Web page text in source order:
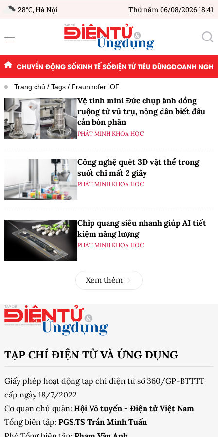
28°C,Hà Nội Thứ năm 06/08/2026 18:41
CHUYỂN ĐỘNG SỐKINH TẾ SỐĐIỆN TỬ TIÊU DÙNGDOANH
Trang chủ Tags Fraunhofer IOF
Vệ tinh mini Đức chụp ảnh đồng
ruộng từ vũ trụ, nông dân biết đâu
cần bón phân
PHÁT MINH KHOA HỌC
Công nghệ quét 3D vật thể trong
suốt chỉ mất 2 giây
PHÁT MINH KHOA HỌC
Chip quang siêu nhanh giúp AI tiết
kiệm năng lượng
PHÁT MINH KHOA HỌC
Xem thêm
TẠP CHÍ ĐIỆN TỬ VÀ ỨNG DỤNG
Giấy phép hoạt động tạp chí điện tử số 360/GP-BTTTT
cấp ngày 18/7/2022
Cơ quan chủ quản: Hội Vô tuyến - Điện tử Việt Nam
Tổng biên tập: PGS.TS Trần Minh Tuấn